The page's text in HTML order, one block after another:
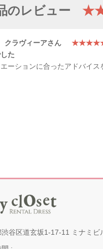
のレビュー
クラヴィーアさん
た
ーションに合ったアドバイス
谷区道玄坂1-17-11 ミナミビ